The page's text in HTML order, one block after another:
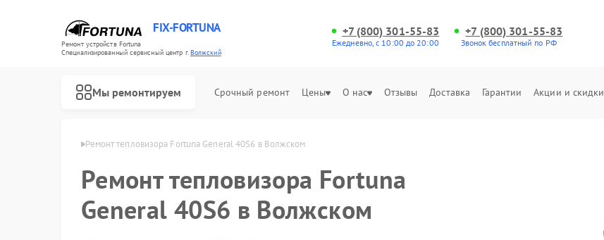
FIX-FORTUNA
Ремонт устройств Fortuna
Специализированный cервисный центр г.Волжский
+7 (800) 301-55-83
Ежедневно, с 10:00 до 20:00
+7 (800) 301-55-83
Звонок бесплатный по РФ
Мы ремонтируем Срочный ремонт Цены О нас Отзывы Доставка Гарантии Акции и скидки
Ремонт тепловизора Fortuna General 40S6 в Волжском
Ремонт тепловизора Fortuna
General 40S6 в Волжском